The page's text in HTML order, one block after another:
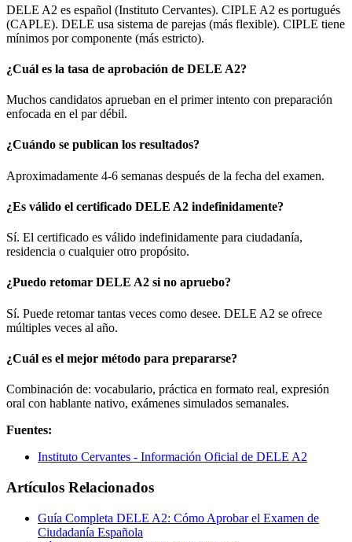
DELE A2 es español (Instituto Cervantes). CIPLE A2 es portugués
(CAPLE). DELE usa sistema de parejas (más flexible). CIPLE tiene
mínimos por componente (más estricto).
¿Cuál es la tasa de aprobación de DELE A2?
Muchos candidatos aprueban en el primer intento con preparación
enfocada en el par débil.
¿Cuándo se publican los resultados?
Aproximadamente 4-6 semanas después de la fecha del examen.
¿Es válido el certificado DELE A2 indefinidamente?
Sí. El certificado es válido indefinidamente para ciudadanía,
residencia o cualquier otro propósito.
¿Puedo retomar DELE A2 si no apruebo?
Sí. Puede retomar tantas veces como desee. DELE A2 se ofrece
múltiples veces al año.
¿Cuál es el mejor método para prepararse?
Combinación de: vocabulario, práctica en formato real, expresión
oral con hablante nativo, exámenes simulados semanales.
Fuentes:
Instituto Cervantes - Información Oficial de DELE A2
Artículos Relacionados
Guía Completa DELE A2: Cómo Aprobar el Examen de
Ciudadanía Española